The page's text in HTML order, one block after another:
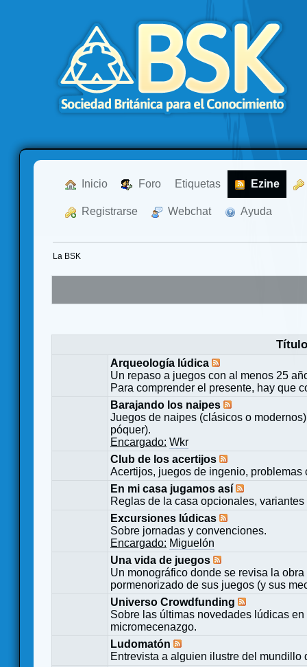
Inicio Foro Etiquetas Ezine
Registrarse Webchat Ayuda
La BSK
Título
Arqueología lúdica
Un repaso a juegos con al menos 25
Para comprender el presente, hay que
Barajando los naipes
Juegos de naipes (clásicos o
póquer).
Encargado: Wkr
Club de los acertijos
Acertijos, juegos de ingenio,
En mi casa jugamos así
Reglas de la casa opcionales,
Excursiones lúdicas
Sobre jornadas y convenciones.
Encargado: Miguelón
Una vida de juegos
Un monográfico donde se revisa la
pormenorizado de sus juegos (y sus
Universo Crowdfunding
Sobre las últimas novedades lúdicas
micromecenazgo.
Ludomatón
Entrevista a alguien ilustre del mundillo